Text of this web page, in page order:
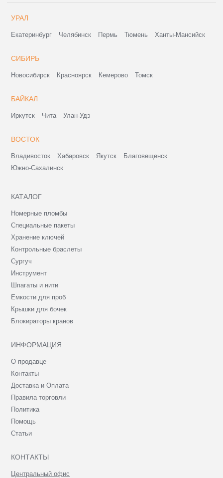
УРАЛ
Екатеринбург Челябинск Пермь Тюмень Ханты-Мансийск
СИБИРЬ
Новосибирск Красноярск Кемерово Томск
БАЙКАЛ
Иркутск Чита Улан-Удэ
ВОСТОК
Владивосток Хабаровск Якутск
Благовещенск
Южно-Сахалинск
КАТАЛОГ
Номерные пломбы
Специальные пакеты
Хранение ключей
Контрольные браслеты
Сургуч
Инструмент
Шпагаты и нити
Емкости для проб
Крышки для бочек
Блокираторы кранов
ИНФОРМАЦИЯ
О продавце
Контакты
Доставка и Оплата
Правила торговли
Политика
Помощь
Статьи
КОНТАКТЫ
Центральный офис